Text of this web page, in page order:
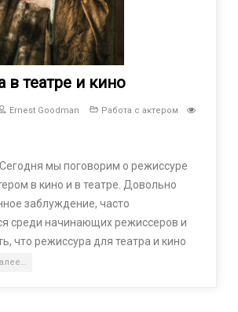
в театре и кино
Ernest Goodman
Работа с актером
мы поговорим о режиссуре
в кино и в театре. Довольно
заблуждение, часто
среди начинающих режиссеров и
что режиссура для театра и кино